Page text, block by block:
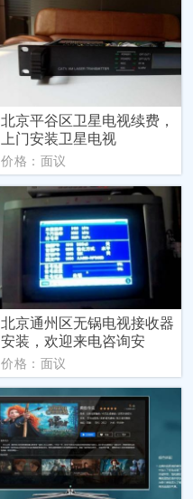
北京平谷区卫星电视续费，
上门安装卫星电视
价格：面议
北京通州区无锅电视接收器
安装，欢迎来电咨询安
价格：面议